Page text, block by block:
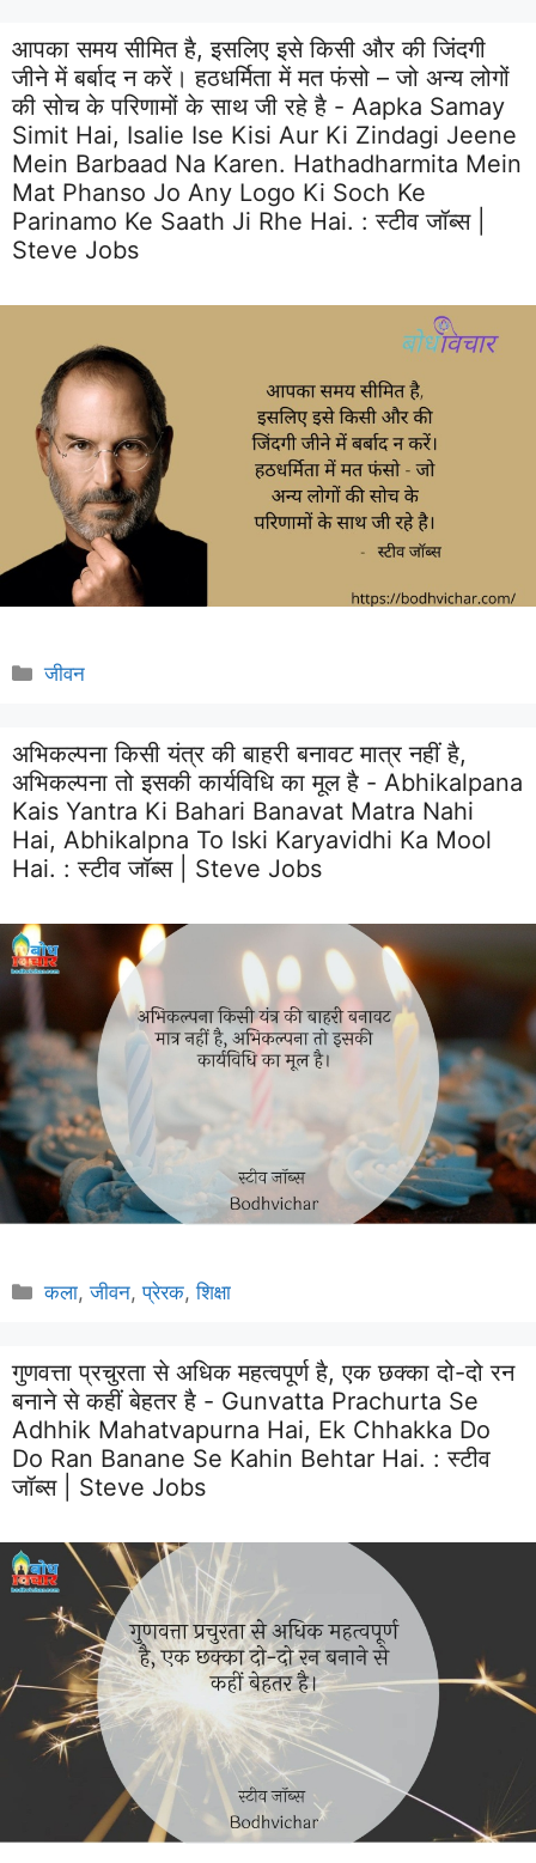
आपका समय सीमित है, इसलिए इसे किसी और की जिंदगी
जीने में बर्बाद न करें। हठधर्मिता में मत फंसो – जो अन्य लोगों
की सोच के परिणामों के साथ जी रहे है - Aapka Samay
Simit Hai, Isalie Ise Kisi Aur Ki Zindagi Jeene
Mein Barbaad Na Karen. Hathadharmita Mein
Mat Phanso Jo Any Logo Ki Soch Ke
Parinamo Ke Saath Ji Rhe Hai. :स्टीव जॉब्स |
Steve Jobs
Categories
जीवन
अभिकल्पना किसी यंत्र की बाहरी बनावट मात्र नहीं है,
अभिकल्पना तो इसकी कार्यविधि का मूल है - Abhikalpana
Kais Yantra Ki Bahari Banavat Matra Nahi
Hai, Abhikalpna To Iski Karyavidhi Ka Mool
Hai. :स्टीव जॉब्स | Steve Jobs
Categories
कला,जीवन,प्रेरक,शिक्षा
गुणवत्ता प्रचुरता से अधिक महत्वपूर्ण है, एक छक्का दो-दो रन
बनाने से कहीं बेहतर है - Gunvatta Prachurta Se
Adhhik Mahatvapurna Hai, Ek Chhakka Do
Do Ran Banane Se Kahin Behtar Hai. :स्टीव
जॉब्स | Steve Jobs